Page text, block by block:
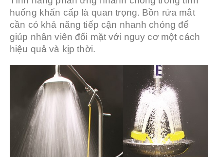
huống khẩn cấp là quan trọng. Bồn rửa mắt
cần có khả năng tiếp cận nhanh chóng để
giúp nhân viên đối mặt với nguy cơ một cách
hiệu quả và kịp thời.